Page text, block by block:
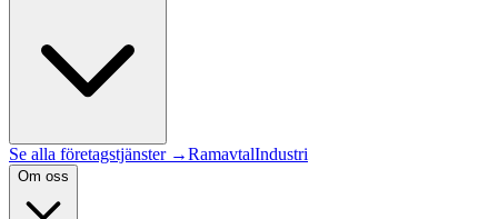
Se alla företagstjänster →RamavtalIndustri
Om oss